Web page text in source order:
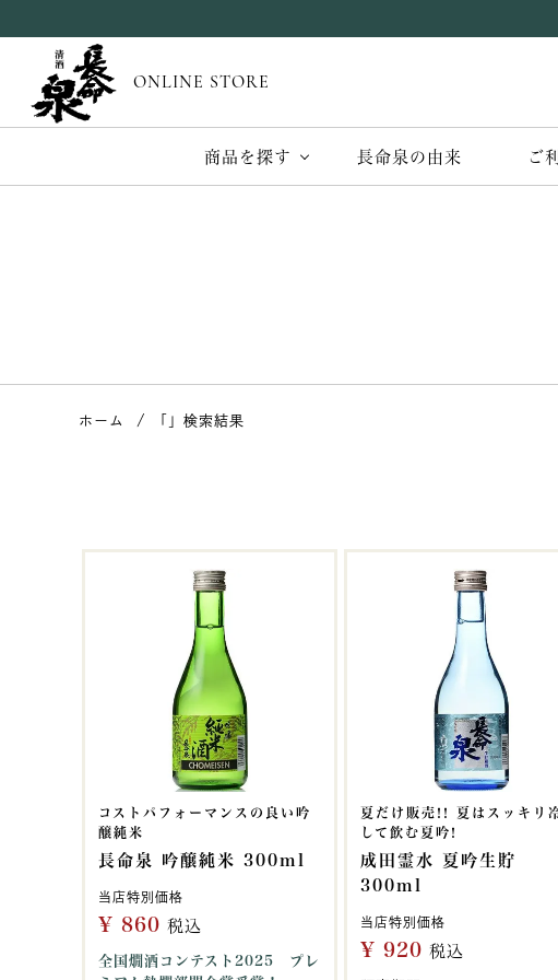
ONLINE STORE
商品を探す 長命泉の由来 ご
ホーム 「」検索結果
コストパフォーマンスの良い吟
醸純米
長命泉 吟醸純米 300ml
当店特別価格
¥ 860 税込
全国燗酒コンテスト2025 プレ
夏だけ販売!! 夏はスッキリ
して飲む夏吟!
成田霊水 夏吟生貯
300ml
当店特別価格
¥ 920 税込